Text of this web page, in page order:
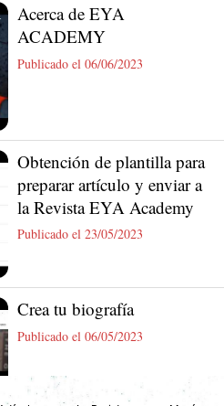
Acerca de EYA
ACADEMY
Publicado el 06/06/2023
Obtención de plantilla para
preparar artículo y enviar a
la Revista EYA Academy
Publicado el 23/05/2023
Crea tu biografía
Publicado el 06/05/2023